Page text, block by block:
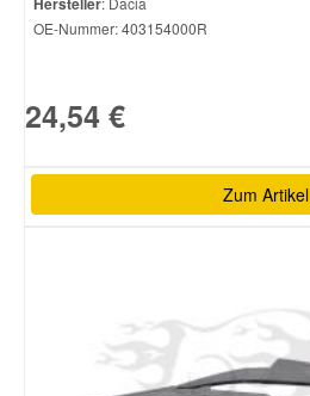
OE-Nummer:403154000R
24,54 €
Zum Artikel